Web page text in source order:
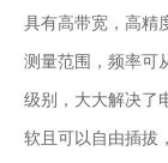
具有高带宽，高精
测量范围，频率可
级别，大大解决了
软且可以自由插拔